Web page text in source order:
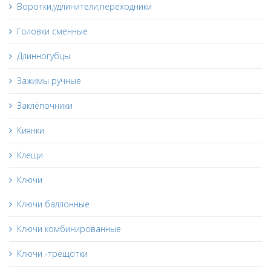
Воротки,удлинители,переходники
Головки сменные
Длинногубцы
Зажимы ручные
Заклёпочники
Киянки
Клещи
Ключи
Ключи баллонные
Ключи комбинированные
Ключи -трещотки